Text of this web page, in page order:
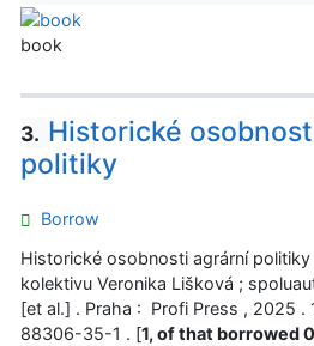
book
3. Historické
politiky
Borrow
Historické osobnosti agrární
kolektivu Veronika Lišková ;
[et al.] . Praha : Profi Press , 2025 .
88306-35-1 . [1, of that borrowed 0